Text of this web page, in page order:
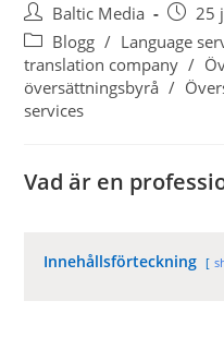
Inläggsförfattare:
Baltic Media
25
Inläggskategori:
Blogg / Language
translation company /
översättningsbyrå /
services
Vad är en
Innehållsförteckning